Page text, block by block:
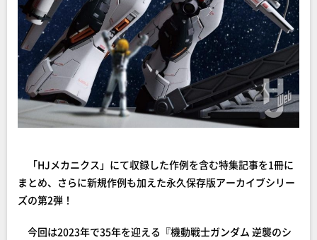
「HJメカニクス」にて収録した作例を含む特集記事を1冊に
まとめ、さらに新規作例も加えた永久保存版アーカイブシリー
ズの第2弾！
今回は2023年で35年を迎える『機動戦士ガンダム 逆襲のシ